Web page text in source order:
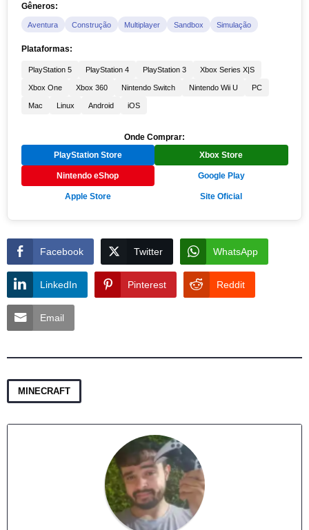
Gêneros:
Aventura Construção Multiplayer Sandbox Simulação
Plataformas:
PlayStation 5 PlayStation 4 PlayStation 3 Xbox Series X|S
Xbox One Xbox 360 Nintendo Switch Nintendo Wii U PC
Mac Linux Android iOS
Onde Comprar:
PlayStation Store Xbox Store
Nintendo eShop Google Play
Apple Store Site Oficial
Facebook Twitter WhatsApp
LinkedIn Pinterest Reddit
Email
MINECRAFT